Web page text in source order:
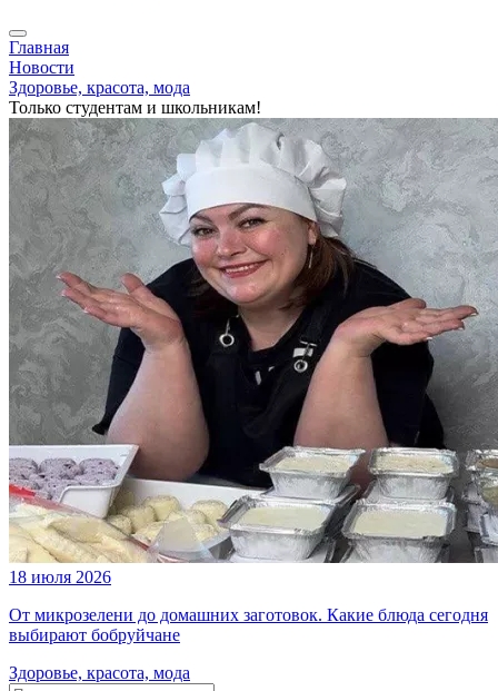
Главная
Новости
Здоровье, красота, мода
Только студентам и школьникам!
18 июля 2026
От микрозелени до домашних заготовок. Какие блюда сегодня
выбирают бобруйчане
Здоровье, красота, мода